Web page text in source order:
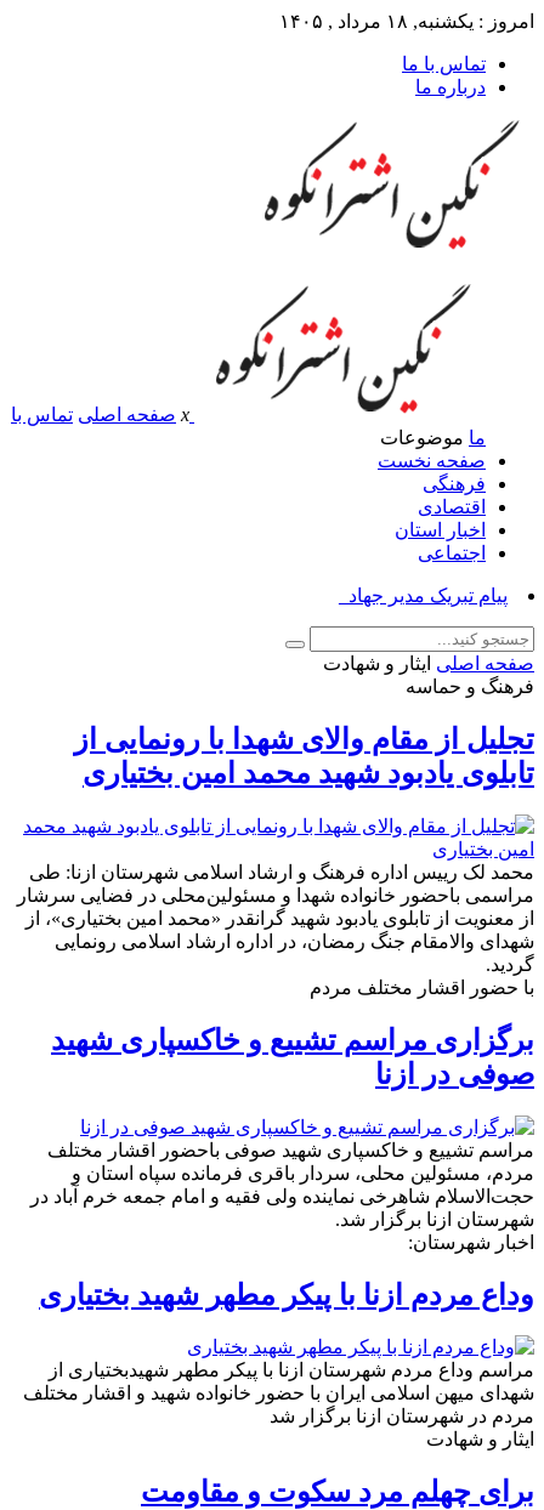
امروز : یکشنبه, ۱۸ مرداد , ۱۴۰۵
تماس با ما
درباره ما
x صفحه اصلی تماس با
ما موضوعات
صفحه نخست
فرهنگی
اقتصادی
اخبار استان
اجتماعی
پیام تبریک مدیر جهاد کشاورزی_
صفحه اصلی ایثار و شهادت
فرهنگ و حماسه
تجلیل از مقام والای شهدا با رونمایی از
تابلوی یادبود شهید محمد امین بختیاری
محمد لک رییس اداره فرهنگ و ارشاد اسلامی شهرستان ازنا: طی
مراسمی باحضور خانواده شهدا و مسئولین‌محلی در فضایی سرشار
از معنویت از تابلوی یادبود شهید گرانقدر «محمد امین بختیاری»، از
شهدای والامقام جنگ رمضان، در اداره ارشاد اسلامی رونمایی
گردید.
با حضور اقشار مختلف مردم
برگزاری مراسم تشییع و خاکسپاری شهید
صوفی در ازنا
مراسم تشییع و خاکسپاری شهید صوفی باحضور اقشار مختلف
مردم، مسئولین محلی، سردار باقری فرمانده سپاه استان و
حجت‌الاسلام شاهرخی نماینده ولی فقیه و امام جمعه خرم آباد در
شهرستان ازنا برگزار شد.
اخبار شهرستان:
وداع مردم ازنا با پیکر مطهر شهید بختیاری
مراسم وداع مردم شهرستان ازنا با پیکر مطهر شهیدبختیاری از
شهدای میهن اسلامی ایران با حضور خانواده شهید و اقشار مختلف
مردم در شهرستان ازنا برگزار شد
ایثار و شهادت
برای چهلم مرد سکوت و مقاومت‌